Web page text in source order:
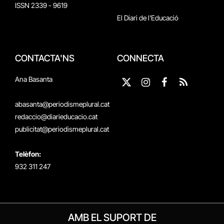
ISSN 2339 - 9619
El Diari de l'Educació
CONTACTA'NS
Ana Basanta
abasanta@periodismeplural.cat
redaccio@diarieducacio.cat
publicitat@periodismeplural.cat
Telèfon:
932 311 247
CONNECTA
X
Instagram
Facebook
RSS
AMB EL SUPORT DE